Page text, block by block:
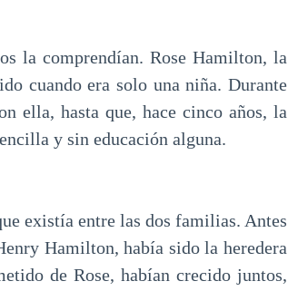
la comprendían. Rose Hamilton, la
cuando era solo una niña. Durante
ella, hasta que, hace cinco años, la
y sin educación alguna.
existía entre las dos familias. Antes
Hamilton, había sido la heredera
de Rose, habían crecido juntos,